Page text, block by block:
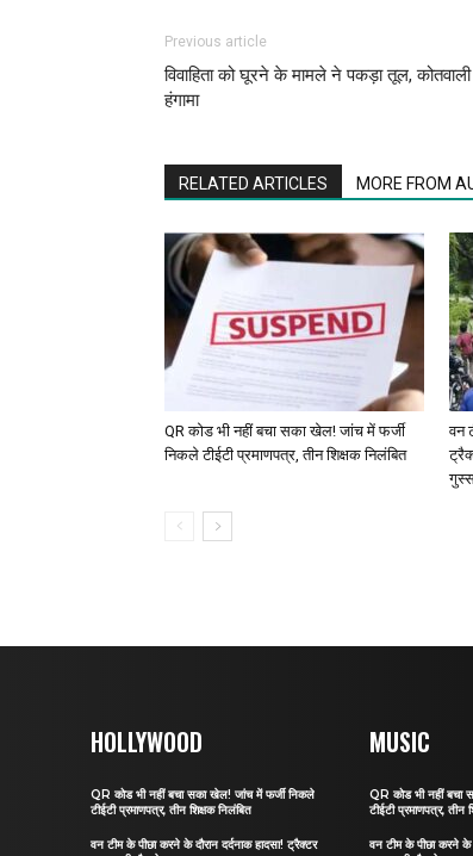
Previous article
विवाहिता को घूरने के मामले ने पकड़ा तूल,
हंगामा
RELATED ARTICLES MORE FROM
QR कोड भी नहीं बचा सका खेल! जांच में फर्जी
निकले टीईटी प्रमाणपत्र, तीन शिक्षक निलंबित
वन
HOLLYWOOD
QR कोड भी नहीं बचा सका खेल! जांच में फर्जी निकले
टीईटी प्रमाणपत्र, तीन शिक्षक निलंबित
वन टीम के पीछा करने के दौरान दर्दनाक हादसा! ट्रैक्टर
MUSIC
QR कोड भी नहीं बचा
टीईटी प्रमाणपत्र, तीन
वन टीम के पीछा करने के